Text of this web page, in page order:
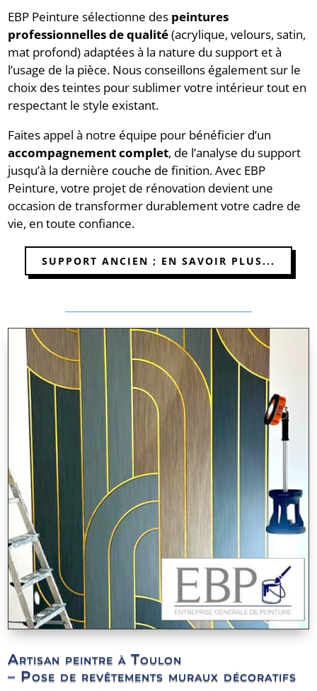
EBP Peinture sélectionne des peintures
professionnelles de qualité(acrylique, velours, satin,
mat profond) adaptées à la nature du support et à
l’usage de la pièce. Nous conseillons également sur le
choix des teintes pour sublimer votre intérieur tout en
respectant le style existant.
Faites appel à notre équipe pour bénéficier d’un
accompagnement complet, de l’analyse du support
jusqu’à la dernière couche de finition. Avec EBP
Peinture, votre projet de rénovation devient une
occasion de transformer durablement votre cadre de
vie, en toute confiance.
SUPPORT ANCIEN ; EN SAVOIR PLUS...
Artisan peintre à Toulon
– Pose de revêtements muraux décoratifs